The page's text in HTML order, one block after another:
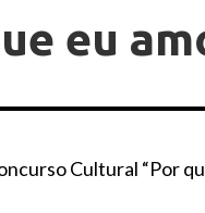
eu
Cultural “Por